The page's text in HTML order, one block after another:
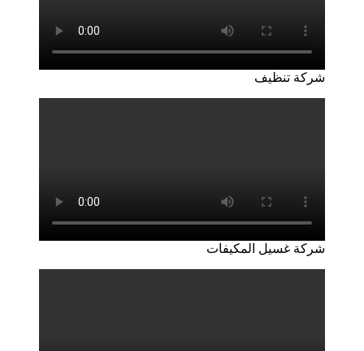
شركة تنظيف
شركة غسيل المكيفات